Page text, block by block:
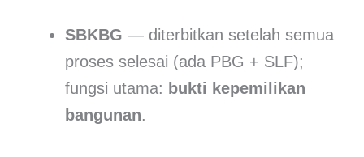
SBKBG — diterbitkan setelah semua
proses selesai (ada PBG + SLF);
fungsi utama: bukti kepemilikan
bangunan.